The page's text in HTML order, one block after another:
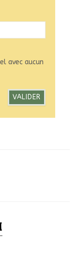
avec aucun